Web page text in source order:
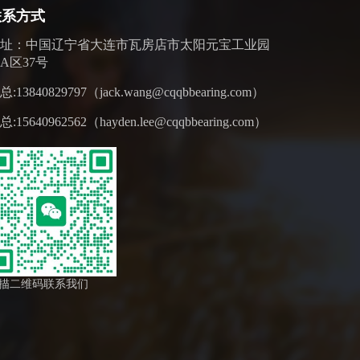
方式
：中国辽宁省大连市瓦房店市太阳元宝工业园
区37号
:13840829797（jack.wang@cqqbbearing.com）
:15640962562（hayden.lee@cqqbbearing.com）
二维码联系我们